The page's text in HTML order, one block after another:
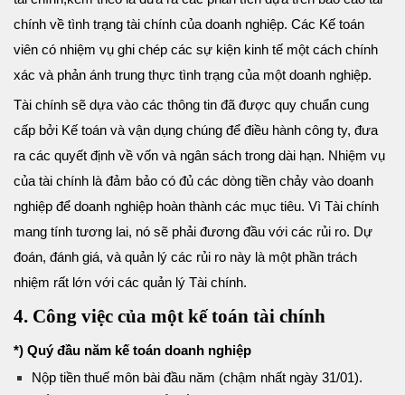
chính về tình trạng tài chính của doanh nghiệp. Các Kế toán
viên có nhiệm vụ ghi chép các sự kiện kinh tế một cách chính
xác và phản ánh trung thực tình trạng của một doanh nghiệp.
Tài chính sẽ dựa vào các thông tin đã được quy chuẩn cung
cấp bởi Kế toán và vận dụng chúng để điều hành công ty, đưa
ra các quyết định về vốn và ngân sách trong dài hạn. Nhiệm vụ
của tài chính là đảm bảo có đủ các dòng tiền chảy vào doanh
nghiệp để doanh nghiệp hoàn thành các mục tiêu. Vì Tài chính
mang tính tương lai, nó sẽ phải đương đầu với các rủi ro. Dự
đoán, đánh giá, và quản lý các rủi ro này là một phần trách
nhiệm rất lớn với các quản lý Tài chính.
4. Công việc của một kế toán tài chính
*) Quý đầu năm kế toán doanh nghiệp
Nộp tiền thuế môn bài đầu năm (chậm nhất ngày 31/01).